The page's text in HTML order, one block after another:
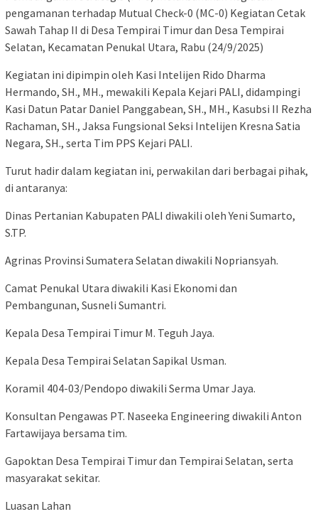
pengamanan terhadap Mutual Check-0 (MC-0) Kegiatan Cetak
Sawah Tahap II di Desa Tempirai Timur dan Desa Tempirai
Selatan, Kecamatan Penukal Utara, Rabu (24/9/2025)
Kegiatan ini dipimpin oleh Kasi Intelijen Rido Dharma
Hermando, SH., MH., mewakili Kepala Kejari PALI, didampingi
Kasi Datun Patar Daniel Panggabean, SH., MH., Kasubsi II Rezha
Rachaman, SH., Jaksa Fungsional Seksi Intelijen Kresna Satia
Negara, SH., serta Tim PPS Kejari PALI.
Turut hadir dalam kegiatan ini, perwakilan dari berbagai pihak,
di antaranya:
Dinas Pertanian Kabupaten PALI diwakili oleh Yeni Sumarto,
S.TP.
Agrinas Provinsi Sumatera Selatan diwakili Nopriansyah.
Camat Penukal Utara diwakili Kasi Ekonomi dan
Pembangunan, Susneli Sumantri.
Kepala Desa Tempirai Timur M. Teguh Jaya.
Kepala Desa Tempirai Selatan Sapikal Usman.
Koramil 404-03/Pendopo diwakili Serma Umar Jaya.
Konsultan Pengawas PT. Naseeka Engineering diwakili Anton
Fartawijaya bersama tim.
Gapoktan Desa Tempirai Timur dan Tempirai Selatan, serta
masyarakat sekitar.
Luasan Lahan